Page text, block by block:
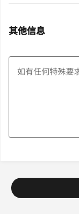
其他信息